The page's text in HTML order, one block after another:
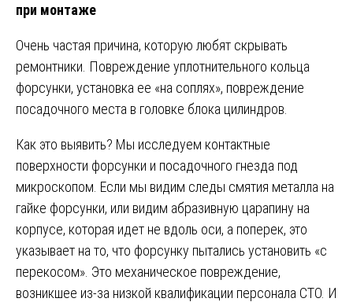
при монтаже
Очень частая причина, которую любят скрывать
ремонтники. Повреждение уплотнительного кольца
форсунки, установка ее «на соплях», повреждение
посадочного места в головке блока цилиндров.
Как это выявить? Мы исследуем контактные
поверхности форсунки и посадочного гнезда под
микроскопом. Если мы видим следы смятия металла на
гайке форсунки, или видим абразивную царапину на
корпусе, которая идет не вдоль оси, а поперек, это
указывает на то, что форсунку пытались установить «с
перекосом». Это механическое повреждение,
возникшее из-за низкой квалификации персонала СТО. И